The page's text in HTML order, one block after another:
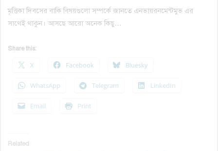
মৃত্তিকা দিবসের বাকি বিষয়গুলো সম্পর্কে জানতে এনভায়রনমেন্টমুভ এর
সাথেই থাকুন। আসছে আরো অনেক কিছু…
Share this:
X Facebook Bluesky
WhatsApp Telegram LinkedIn
Email Print
Related